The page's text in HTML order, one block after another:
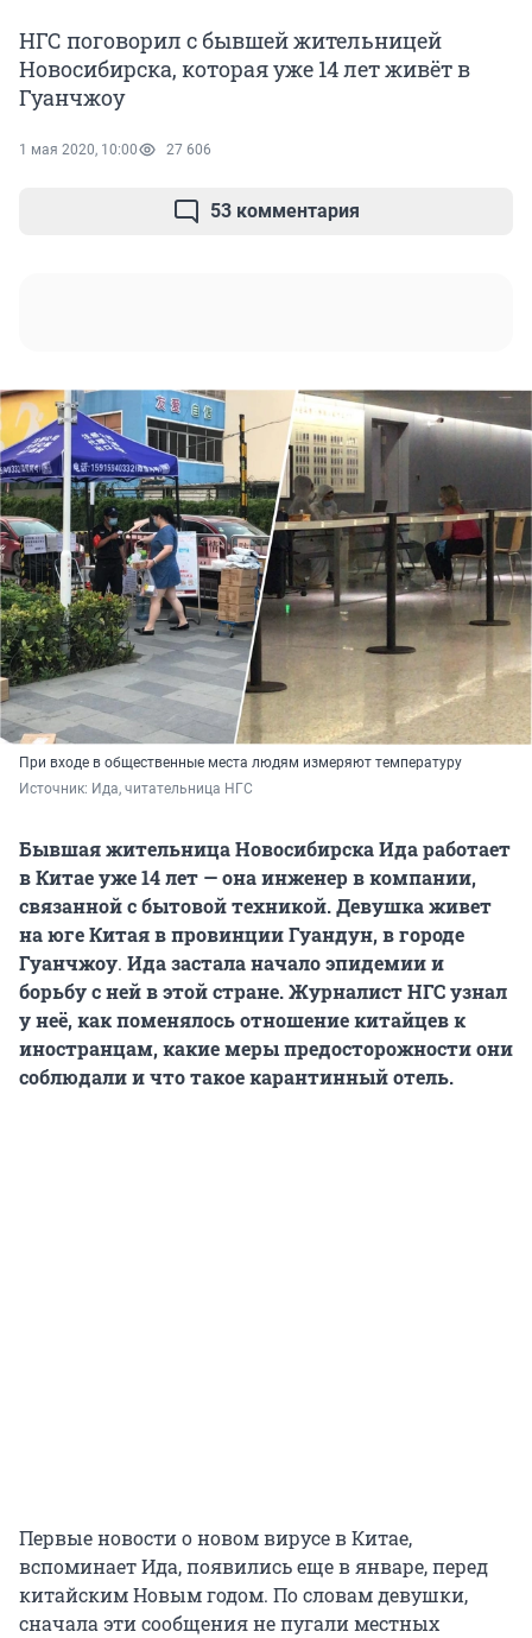
НГС поговорил с бывшей жительницей
Новосибирска, которая уже 14 лет живёт в
Гуанчжоу
1 мая 2020, 10:00 27 606
53 комментария
При входе в общественные места людям измеряют температуру
Источник: Ида, читательница НГС
Бывшая жительница Новосибирска Ида работает
в Китае уже 14 лет — она инженер в компании,
связанной с бытовой техникой. Девушка живет
на юге Китая в провинции Гуандун, в городе
Гуанчжоу. Ида застала начало эпидемии и
борьбу с ней в этой стране. Журналист НГС узнал
у неё, как поменялось отношение китайцев к
иностранцам, какие меры предосторожности они
соблюдали и что такое карантинный отель.
Первые новости о новом вирусе в Китае,
вспоминает Ида, появились еще в январе, перед
китайским Новым годом. По словам девушки,
сначала эти сообщения не пугали местных